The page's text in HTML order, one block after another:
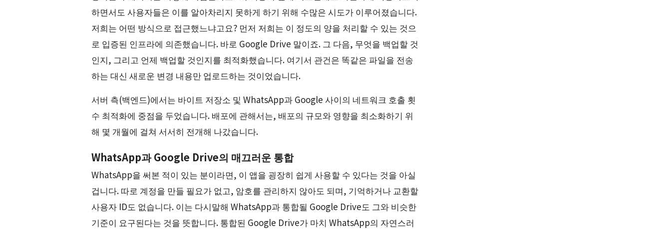
하면서도 사용자들은 이를 알아차리지 못하게 하기 위해 수많은 시도가 이루어졌습니다.
저희는 어떤 방식으로 접근했느냐고요? 먼저 저희는 이 정도의 양을 처리할 수 있는 것으
로 입증된 인프라에 의존했습니다. 바로 Google Drive 말이죠. 그 다음, 무엇을 백업할 것
인지, 그리고 언제 백업할 것인지를 최적화했습니다. 여기서 관건은 똑같은 파일을 전송
하는 대신 새로운 변경 내용만 업로드하는 것이었습니다.
서버 측(백엔드)에서는 바이트 저장소 및 WhatsApp과 Google 사이의 네트워크 호출 횟
수 최적화에 중점을 두었습니다. 배포에 관해서는, 배포의 규모와 영향을 최소화하기 위
해 몇 개월에 걸쳐 서서히 전개해 나갔습니다.
WhatsApp과 Google Drive의 매끄러운 통합
WhatsApp을 써본 적이 있는 분이라면, 이 앱을 굉장히 쉽게 사용할 수 있다는 것을 아실
겁니다. 따로 계정을 만들 필요가 없고, 암호를 관리하지 않아도 되며, 기억하거나 교환할
사용자 ID도 없습니다. 이는 다시말해 WhatsApp과 통합될 Google Drive도 그와 비슷한
기준이 요구된다는 것을 뜻합니다. 통합된 Google Drive가 마치 WhatsApp의 자연스러